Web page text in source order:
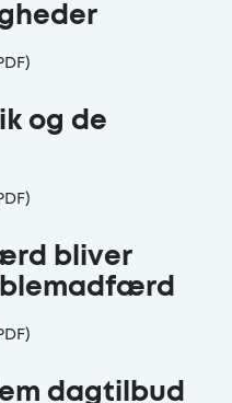
og de
bliver
dagtilbud